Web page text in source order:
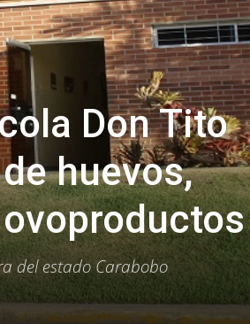
Don Tito
huevos,
del estado Carabobo